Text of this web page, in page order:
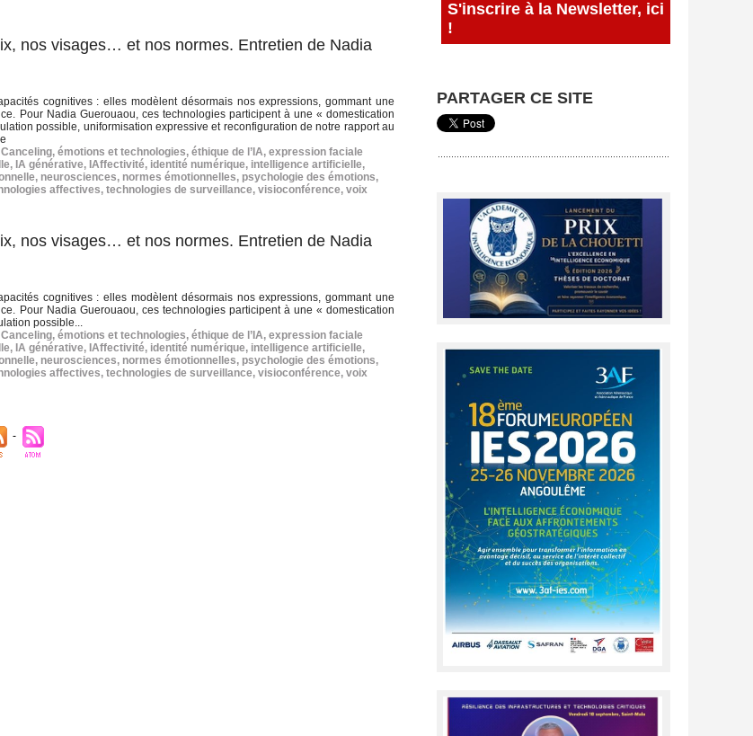
nos visages… et nos normes. Entretien de Nadia
cognitives : elles modèlent désormais nos expressions, gommant une
Pour Nadia Guerouaou, ces technologies participent à une « domestication
possible, uniformisation expressive et reconfiguration de notre rapport au
, émotions et technologies, éthique de l’IA, expression faciale
, IA générative, IAffectivité, identité numérique, intelligence artificielle,
, neurosciences, normes émotionnelles, psychologie des émotions,
affectives, technologies de surveillance, visioconférence, voix
nos visages… et nos normes. Entretien de Nadia
cognitives : elles modèlent désormais nos expressions, gommant une
Pour Nadia Guerouaou, ces technologies participent à une « domestication
possible...
, émotions et technologies, éthique de l’IA, expression faciale
, IA générative, IAffectivité, identité numérique, intelligence artificielle,
, neurosciences, normes émotionnelles, psychologie des émotions,
affectives, technologies de surveillance, visioconférence, voix
S'inscrire à la Newsletter, ici
!
PARTAGER CE SITE